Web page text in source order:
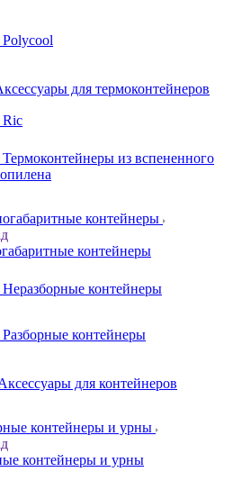
Polycool
для термоконтейнеров
Ric
Термоконтейнеры из вспененного
контейнеры
контейнеры
Неразборные контейнеры
Разборные контейнеры
для контейнеров
контейнеры и урны
контейнеры и урны